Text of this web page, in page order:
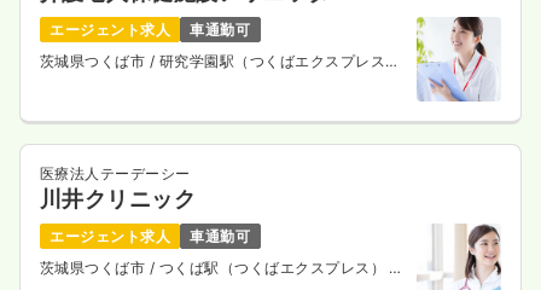
エージェント求人
車通勤可
茨城県つくば市 / 研究学園駅（つくばエクスプレス）
医療法人テーデーシー
川井クリニック
エージェント求人
車通勤可
茨城県つくば市 / つくば駅（つくばエクスプレス） 車